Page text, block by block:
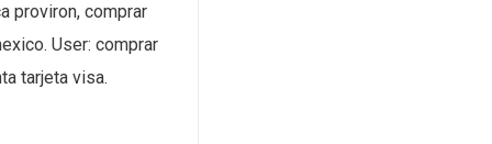
proviron, comprar
User: comprar
tarjeta visa.